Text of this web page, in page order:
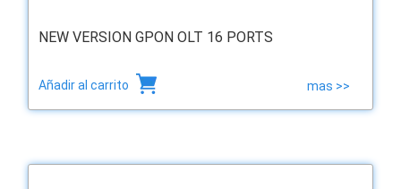
NEW VERSION GPON OLT 16 PORTS
Añadir al carrito mas >>